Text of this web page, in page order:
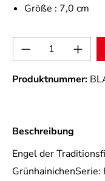
Größe : 7,0 cm
Produkt
Produktnummer:
Beschreibung
Engel der